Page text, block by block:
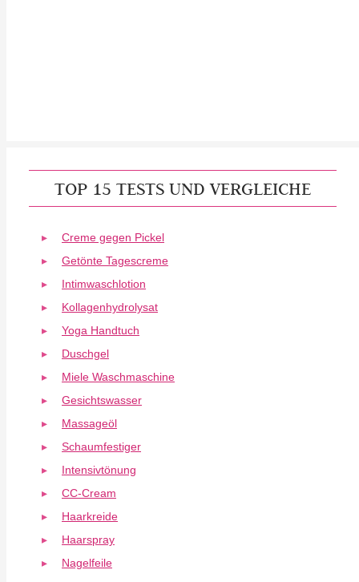
TOP 15 TESTS UND VERGLEICHE
Creme gegen Pickel
Getönte Tagescreme
Intimwaschlotion
Kollagenhydrolysat
Yoga Handtuch
Duschgel
Miele Waschmaschine
Gesichtswasser
Massageöl
Schaumfestiger
Intensivtönung
CC-Cream
Haarkreide
Haarspray
Nagelfeile